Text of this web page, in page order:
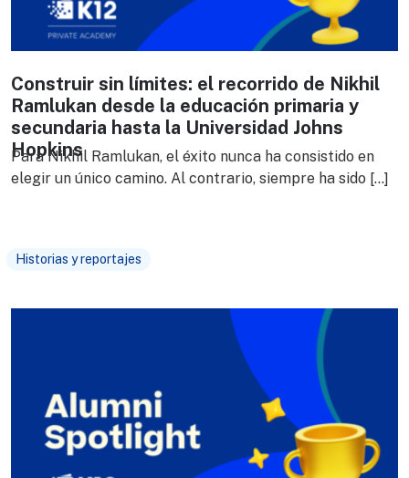
Construir sin límites: el recorrido de Nikhil
Ramlukan desde la educación primaria y
secundaria hasta la Universidad Johns
Hopkins
Para Nikhil Ramlukan, el éxito nunca ha consistido en
elegir un único camino. Al contrario, siempre ha sido […]
Historias y reportajes